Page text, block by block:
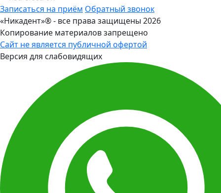
Записаться на приём Обратный звонок
«Никадент»® - все права защищены 2026
Копирование материалов запрещено
Сайт не является публичной офертой
Версия для слабовидящих